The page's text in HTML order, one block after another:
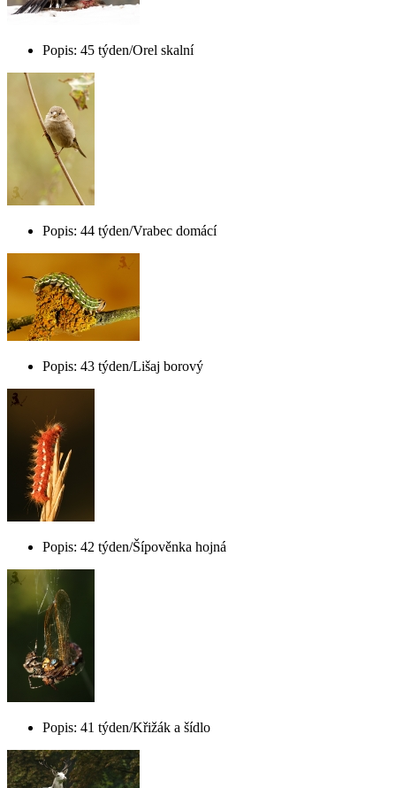
Popis: 45 týden/Orel skalní
Popis: 44 týden/Vrabec domácí
Popis: 43 týden/Lišaj borový
Popis: 42 týden/Šípověnka hojná
Popis: 41 týden/Křižák a šídlo